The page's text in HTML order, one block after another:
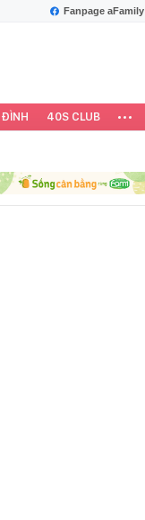
Fanpage aFamily
40S CLUB